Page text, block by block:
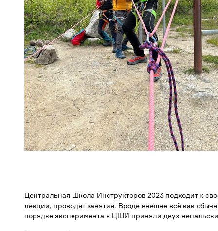
Центральная Школа Инструкторов 2023 подходит к
лекции, проводят занятия. Вроде внешне всё как
порядке эксперимента в ЦШИ приняли двух